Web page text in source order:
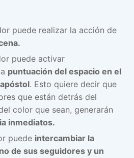
puede realizar la acción de
puede activar
puntuación del espacio en el
. Esto quiere decir que
que están detrás del
color que sean, generarán
inmediatos.
puede intercambiar la
de sus seguidores y un